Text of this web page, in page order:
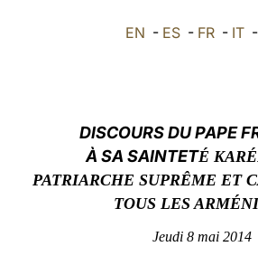
EN - ES- FR- IT-
DISCOURS DU PAPE
À SA SAINTETÉ
PATRIARCHE SUPRÊME ET
TOUS LES
Jeudi 8 mai 2014